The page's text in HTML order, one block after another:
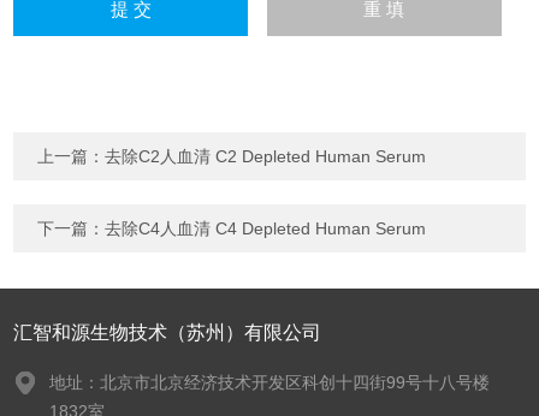
上一篇：去除C2人血清 C2 Depleted Human Serum
下一篇：去除C4人血清 C4 Depleted Human Serum
汇智和源生物技术（苏州）有限公司
地址：北京市北京经济技术开发区科创十四街99号十八号楼
1832室